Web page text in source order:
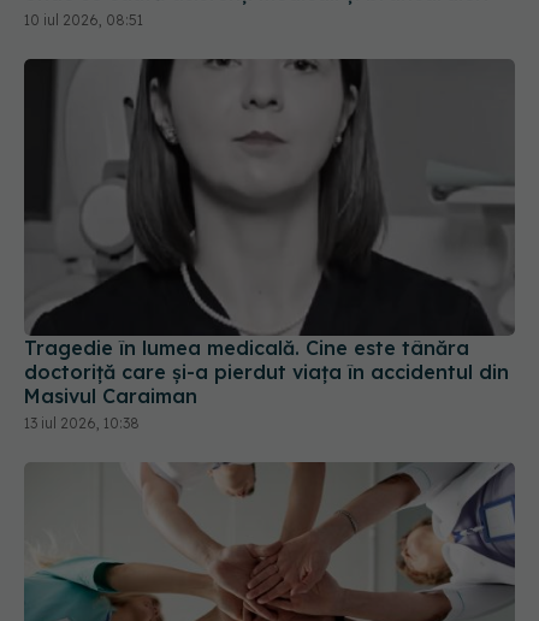
Tragedie în lumea medicală. Cine este tânăra
doctoriță care și-a pierdut viața în accidentul din
Masivul Caraiman
13 iul 2026, 10:38